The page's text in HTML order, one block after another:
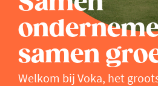
samen
Welkom bij Voka, het